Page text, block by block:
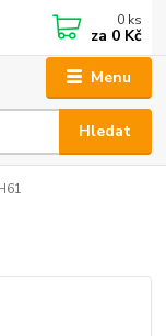
Menu
Hledat
0 ks
za 0 Kč